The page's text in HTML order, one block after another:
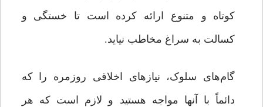
کوتاه و متنوع ارائه کرده است تا خستگی و
کسالت به سراغ مخاطب نیاید.
گام‌های سلوک، نیازهای اخلاقی روزمره را که
دائماً با آنها مواجه هستید و لازم است که هر